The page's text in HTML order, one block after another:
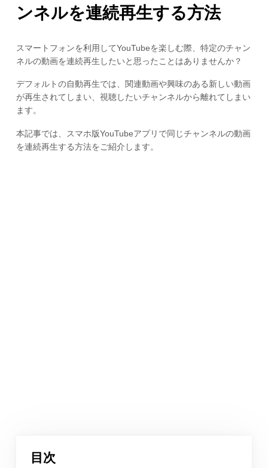
ンネルを連続再生する方法
スマートフォンを利用してYouTubeを楽しむ際、特定のチャン
ネルの動画を連続再生したいと思ったことはありませんか？
デフォルトの自動再生では、関連動画や興味のある新しい動画
が再生されてしまい、視聴したいチャンネルから離れてしまい
ます。
本記事では、スマホ版YouTubeアプリで同じチャンネルの動画
を連続再生する方法をご紹介します。
目次